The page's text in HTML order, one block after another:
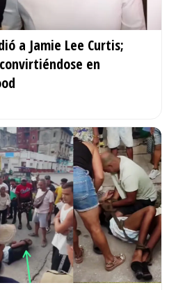
a Jamie Lee Curtis;
en